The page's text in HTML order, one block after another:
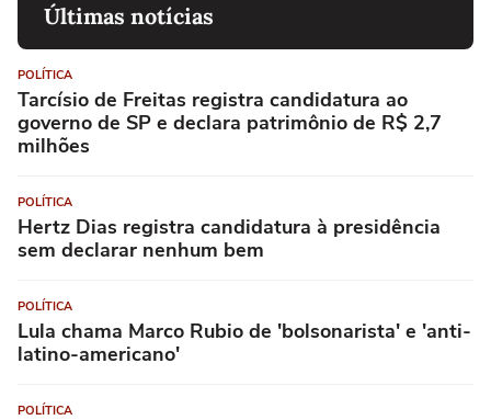
Últimas notícias
POLÍTICA
Tarcísio de Freitas registra candidatura ao
governo de SP e declara patrimônio de R$ 2,7
milhões
POLÍTICA
Hertz Dias registra candidatura à presidência
sem declarar nenhum bem
POLÍTICA
Lula chama Marco Rubio de 'bolsonarista' e 'anti-
latino-americano'
POLÍTICA